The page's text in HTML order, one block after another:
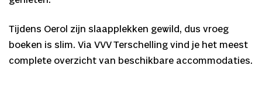
Tijdens Oerol zijn slaapplekken gewild, dus vroeg
boeken is slim. Via VVV Terschelling vind je het meest
complete overzicht van beschikbare accommodaties.